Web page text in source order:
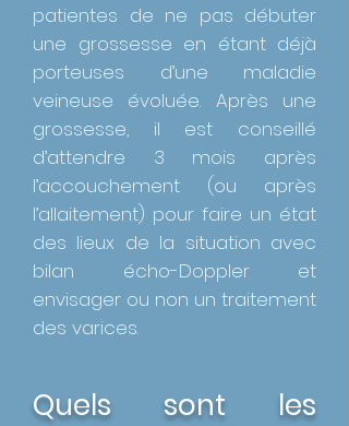
patientes de ne pas débuter
une grossesse en étant déjà
porteuses d’une maladie
veineuse évoluée. Après une
grossesse, il est conseillé
d’attendre 3 mois après
l’accouchement (ou après
l’allaitement) pour faire un état
des lieux de la situation avec
bilan écho-Doppler et
envisager ou non un traitement
des varices.
Quels sont les